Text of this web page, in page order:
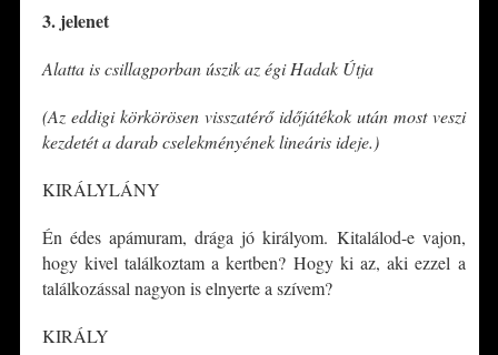
3. jelenet
Alatta is csillagporban úszik az égi Hadak Útja
(Az eddigi körkörösen visszatérő időjátékok után most veszi
kezdetét a darab cselekményének lineáris ideje.)
KIRÁLYLÁNY
Én édes apámuram, drága jó királyom. Kitalálod-e vajon,
hogy kivel találkoztam a kertben? Hogy ki az, aki ezzel a
találkozással nagyon is elnyerte a szívem?
KIRÁLY